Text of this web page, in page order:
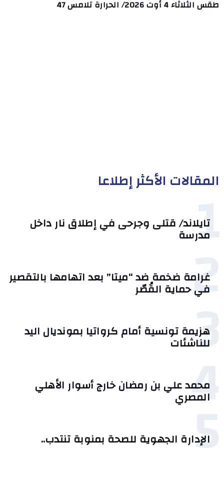
طقس الثلاثاء 4 أوت 2026/ الحرارة تلامس 47
المقالات الأكثر إطلاعا
1
تايلاند/ قتلى وجرحى في إطلاق نار داخل
مدرسة
2
غرامة ضخمة ضد “ميتا” بعد اتهامها بالتقصير
في حماية القُصّر
3
هزيمة تونسية أمام كرواتيا بمونديال اليد
للناشئات
4
محمد علي بن رمضان خارج أسوار الأهلي
المصري
5
الإدارة الجهوية للصحة بمنوبة تنتدب..